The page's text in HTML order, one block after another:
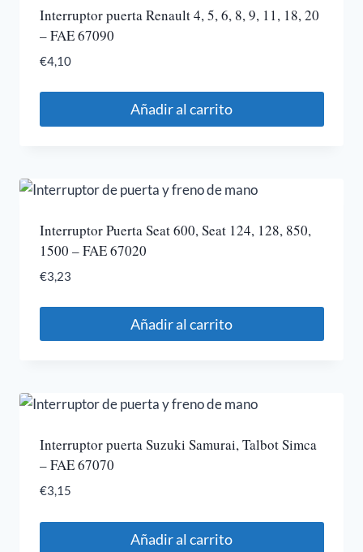
Interruptor puerta Renault 4, 5, 6, 8, 9, 11, 18, 20
– FAE 67090
€4,10
Añadir al carrito
Interruptor Puerta Seat 600, Seat 124, 128, 850,
1500 – FAE 67020
€3,23
Añadir al carrito
Interruptor puerta Suzuki Samurai, Talbot Simca
– FAE 67070
€3,15
Añadir al carrito